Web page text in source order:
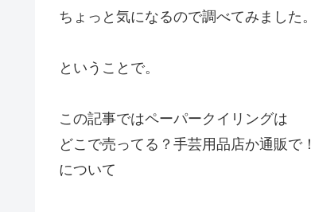
ちょっと気になるので調べてみました。
ということで。
この記事ではペーパークイリングは
どこで売ってる？手芸用品店か通販で！
について